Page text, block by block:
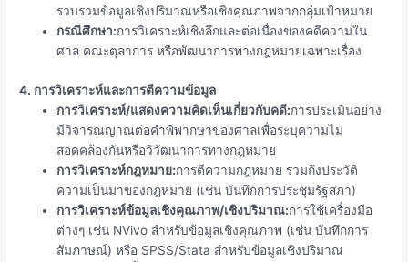
รวบรวมข้อมูลเชิงปริมาณหรือเชิงคุณภาพจากกลุ่มเป้าหมาย
กรณีศึกษา:การวิเคราะห์เชิงลึกและต่อเนื่องของคดีความใน
ศาล คณะตุลาการ หรือพัฒนาการทางกฎหมายเฉพาะเรื่อง
4. การวิเคราะห์และการตีความข้อมูล
การวิเคราะห์/แสดงความคิดเห็นเกี่ยวกับคดี:การประเมินอย่าง
มีวิจารณญาณต่อคำพิพากษาของศาลเพื่อระบุความไม่
สอดคล้องกันหรือวิวัฒนาการทางกฎหมาย
การวิเคราะห์กฎหมาย:การตีความกฎหมาย รวมถึงประวัติ
ความเป็นมาของกฎหมาย (เช่น บันทึกการประชุมรัฐสภา)
การวิเคราะห์ข้อมูลเชิงคุณภาพ/เชิงปริมาณ:การใช้เครื่องมือ
ต่างๆ เช่น NVivo สำหรับข้อมูลเชิงคุณภาพ (เช่น บันทึกการ
สัมภาษณ์) หรือ SPSS/Stata สำหรับข้อมูลเชิงปริมาณ